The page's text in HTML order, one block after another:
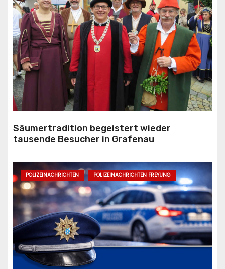
Säumertradition begeistert wieder
tausende Besucher in Grafenau
POLIZEINACHRICHTEN POLIZEINACHRICHTEN FREYUNG